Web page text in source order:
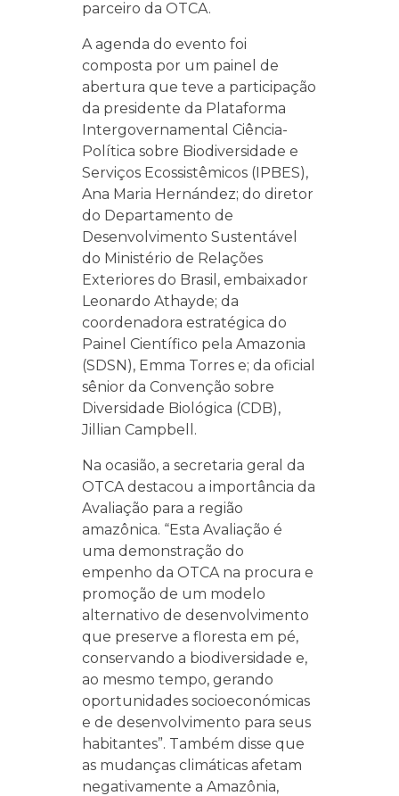
parceiro da OTCA.
A agenda do evento foi
composta por um painel de
abertura que teve a participação
da presidente da Plataforma
Intergovernamental Ciência-
Política sobre Biodiversidade e
Serviços Ecossistêmicos (IPBES),
Ana Maria Hernández; do diretor
do Departamento de
Desenvolvimento Sustentável
do Ministério de Relações
Exteriores do Brasil, embaixador
Leonardo Athayde; da
coordenadora estratégica do
Painel Científico pela Amazonia
(SDSN), Emma Torres e; da oficial
sênior da Convenção sobre
Diversidade Biológica (CDB),
Jillian Campbell.
Na ocasião, a secretaria geral da
OTCA destacou a importância da
Avaliação para a região
amazônica. “Esta Avaliação é
uma demonstração do
empenho da OTCA na procura e
promoção de um modelo
alternativo de desenvolvimento
que preserve a floresta em pé,
conservando a biodiversidade e,
ao mesmo tempo, gerando
oportunidades socioeconómicas
e de desenvolvimento para seus
habitantes”. Também disse que
as mudanças climáticas afetam
negativamente a Amazônia,